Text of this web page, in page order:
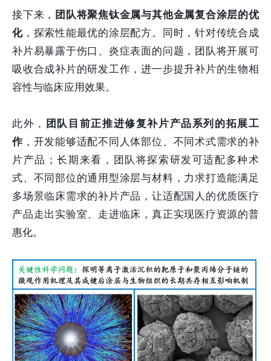
接下来， 团队将聚焦钛金属与其他金属复合涂层的优
化，探索性能最优的涂层配方。同时，针对传统合成
补片易暴露于伤口、炎症表面的问题，团队将开展可
吸收合成补片的研发工作，进一步提升补片的生物相
容性与临床应用效果。
此外， 团队目前正推进修复补片产品系列的拓展工
作，开发能够适配不同人体部位、不同术式需求的补
片产品；长期来看，团队将探索研发可适配多种术
式、不同部位的通用型涂层与材料，力求打造能满足
多场景临床需求的补片产品，让适配国人的优质医疗
产品走出实验室、走进临床，真正实现医疗资源的普
惠化。